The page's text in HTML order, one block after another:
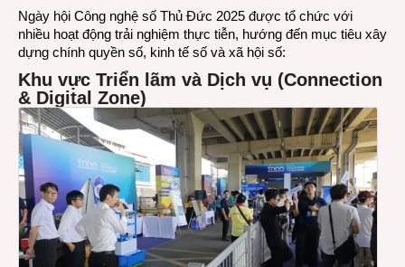
Ngày hội Công nghệ số Thủ Đức 2025 được tổ chức với
nhiều hoạt động trải nghiệm thực tiễn, hướng đến mục tiêu xây
dựng chính quyền số, kinh tế số và xã hội số:
Khu vực Triển lãm và Dịch vụ (Connection
& Digital Zone)